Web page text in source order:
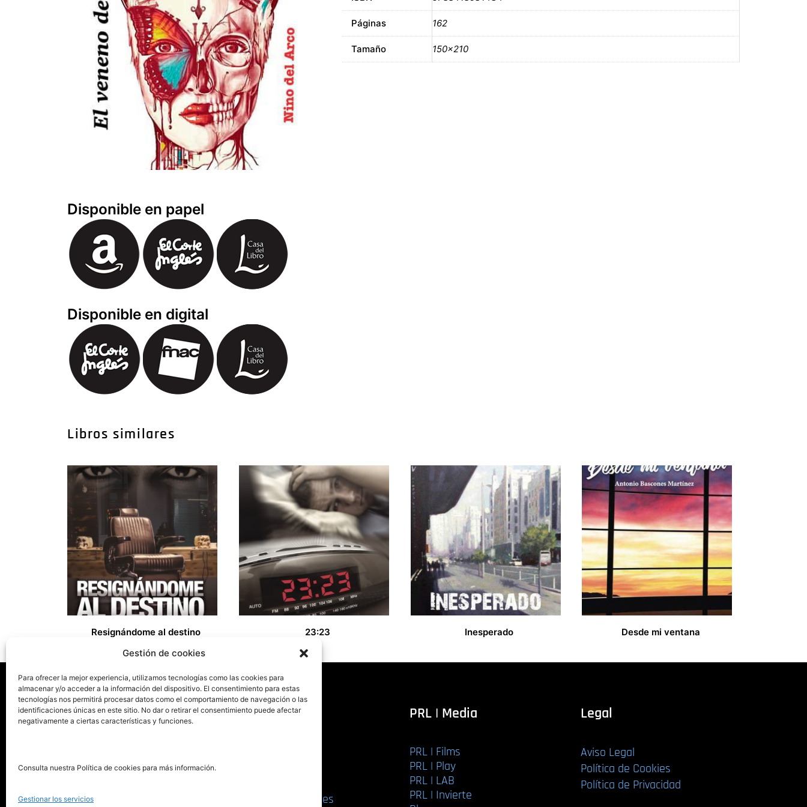
Gestión de cookies
Para ofrecer la mejor experiencia, utilizamos tecnologías como las cookies para
almacenar y/o acceder a la información del dispositivo. El consentimiento para estas
tecnologías nos permitirá procesar datos como el comportamiento de navegación o las
identificaciones únicas en este sitio. No dar o retirar el consentimiento puede afectar
negativamente a ciertas características y funciones.
Consulta nuestra Política de cookies para más información.
Gestionar los servicios
Páginas 162
Tamaño 150×210
Disponible en papel
Disponible en digital
Libros similares
Resignándome al destino 23:23 Inesperado Desde mi ventana
pionero de autoedición
911 413 306
La editorial
Servicios editoriales
PRL | Media
PRL | Films
PRL | Play
PRL | LAB
PRL | Invierte
Legal
Aviso Legal
Política de Cookies
Política de Privacidad